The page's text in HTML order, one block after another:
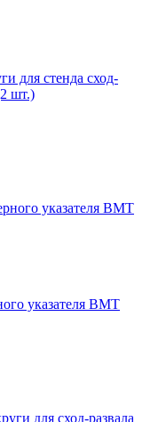
для стенда сход-
шт.)
указателя ВМТ